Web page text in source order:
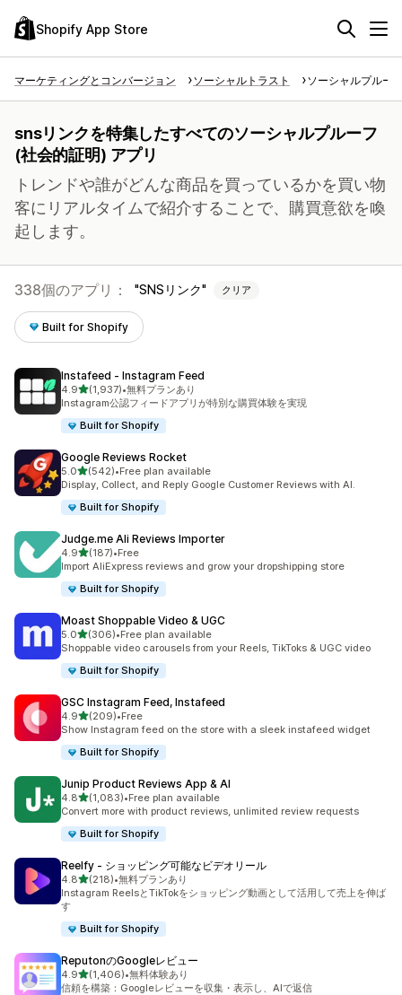
Shopify App Store
マーケティングとコンバージョン ソーシャルトラスト ソーシャルプルー
snsリンクを特集したすべてのソーシャルプルーフ
(社会的証明) アプリ
トレンドや誰がどんな商品を買っているかを買い物
客にリアルタイムで紹介することで、購買意欲を喚
起します。
338個のアプリ： SNSリンク クリア
Built for Shopify
Instafeed ‑ Instagram Feed
4.95つ星中
(1,937)
合計レビュー数：1937件
•無料プランあり
Instagram公認フィードアプリが特別な購買体験を実現
Built for Shopify
Google Reviews Rocket
5.05つ星中
(542)
合計レビュー数：542件
•Free plan available
Display, Collect, and Reply Google Customer Reviews with AI.
Built for Shopify
Judge.me Ali Reviews Importer
4.95つ星中
(187)
合計レビュー数：187件
•Free
Import AliExpress reviews and grow your dropshipping store
Built for Shopify
Moast Shoppable Video & UGC
5.05つ星中
(306)
合計レビュー数：306件
•Free plan available
Shoppable video carousels from your Reels, TikToks & UGC video
Built for Shopify
GSC Instagram Feed, Instafeed
4.95つ星中
(209)
合計レビュー数：209件
•Free
Show Instagram feed on the store with a sleek instafeed widget
Built for Shopify
Junip Product Reviews App & AI
4.85つ星中
(1,083)
合計レビュー数：1083件
•Free plan available
Convert more with product reviews, unlimited review requests
Built for Shopify
Reelfy ‑ ショッピング可能なビデオリール
4.85つ星中
(218)
合計レビュー数：218件
•無料プランあり
Instagram ReelsとTikTokをショッピング動画として活用して売上を伸ば
す
Built for Shopify
ReputonのGoogleレビュー
4.95つ星中
(1,406)
合計レビュー数：1406件
•無料体験あり
信頼を構築：Googleレビューを収集・表示し、AIで返信